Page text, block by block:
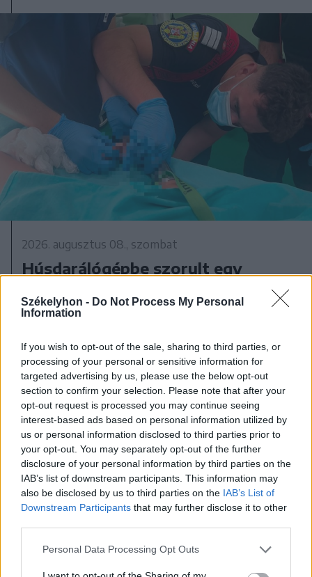
Székelyhon - Do Not Process My Personal
Information
If you wish to opt-out of the sale, sharing to third parties, or
processing of your personal or sensitive information for
targeted advertising by us, please use the below opt-out
section to confirm your selection. Please note that after your
opt-out request is processed you may continue seeing
interest-based ads based on personal information utilized by
us or personal information disclosed to third parties prior to
your opt-out. You may separately opt-out of the further
disclosure of your personal information by third parties on the
IAB’s list of downstream participants. This information may
also be disclosed by us to third parties on the IAB’s List of
Downstream Participants that may further disclose it to other
Personal Data Processing Opt Outs
2026. augusztus 08., szombat
Húsdarálógépbe szorult egy
kétéves gyerek keze, a tűzoltókra
is szükség volt a műtőben